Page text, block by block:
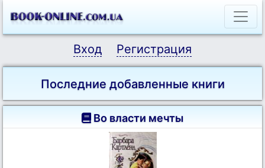
Вход Регистрация
Последние добавленные книги
Во власти мечты